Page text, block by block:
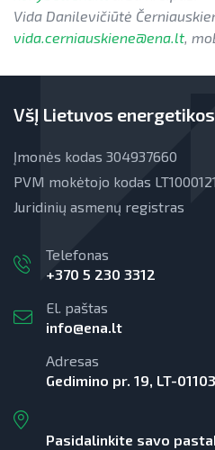
Vida Danilevičiūtė
vida.cerniauskiene@ena.lt ,
VšĮ Lietuvos
Įmonės kodas 304937660
PVM mokėtojo kodas
Juridinių asmenų registras
Telefonas
+370 5 230 3312
El. paštas
info@ena.lt
Adresas
Gedimino pr. 19, LT-
Pasidalinkite savo